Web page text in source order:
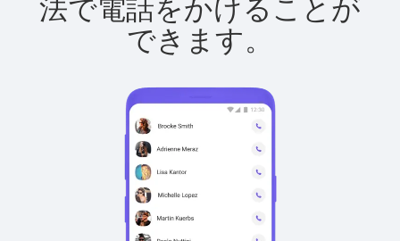
法で電話をかけることが
できます。